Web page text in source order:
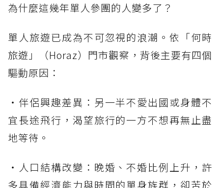
為什麼這幾年單人參團的人變多了？
單人旅遊已成為不可忽視的浪潮。依「何時
旅遊」（Horaz）門市觀察，背後主要有四個
驅動原因：
・伴侶興趣差異：另一半不愛出國或身體不
宜長途飛行，渴望旅行的一方不想再無止盡
地等待。
・人口結構改變：晚婚、不婚比例上升，許
多具備經濟能力與時間的單身族群，卻苦於